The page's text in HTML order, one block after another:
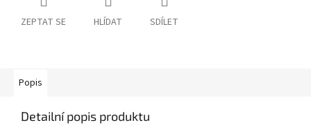
ZEPTAT SE HLÍDAT SDÍLET
Popis
Detailní popis produktu